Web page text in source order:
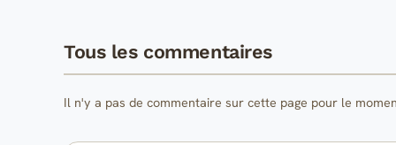
Tous les commentaires
Il n'y a pas de commentaire sur cette page pour le